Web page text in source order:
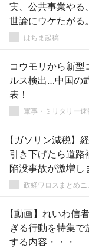
実、公共事業やる
世論にウケたがる
中苦労しない」
はちま起稿
コウモリから新型
ルス検出…中国の
表！
軍事・ミリタリー
【ガソリン減税】
引き下げたら道路
陥没事故が激増
到 ｗｗｗｗｗｗｗ
政経ワロスまとめ
【動画】れいわ信
ぎる行動を特集
する内容・・・